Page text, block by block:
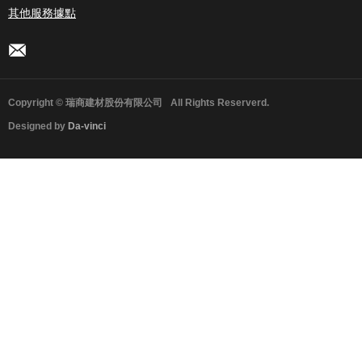
其他服務據點
Copyright © 瑞商建材股份有限公司 All Rights Reserverd.
Designed by Da-vinci